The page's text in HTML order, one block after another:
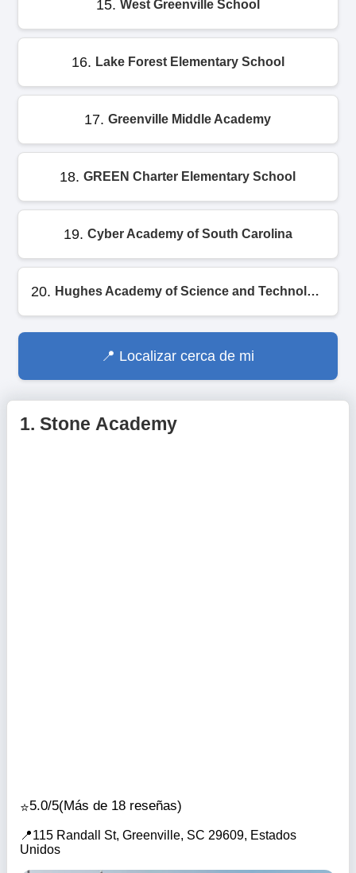
15. West Greenville School
16. Lake Forest Elementary School
17. Greenville Middle Academy
18. GREEN Charter Elementary School
19. Cyber Academy of South Carolina
20. Hughes Academy of Science and Technology
Localizar cerca de mi
1. Stone Academy
5.0/5(Más de 18 reseñas)
115 Randall St, Greenville, SC 29609, Estados
Unidos